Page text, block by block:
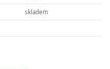
skladem